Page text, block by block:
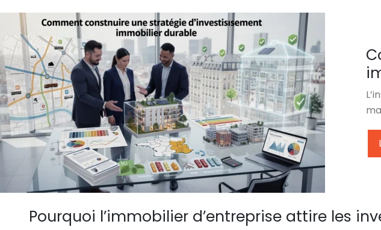
Pourquoi l’immobilier d’entreprise attire les